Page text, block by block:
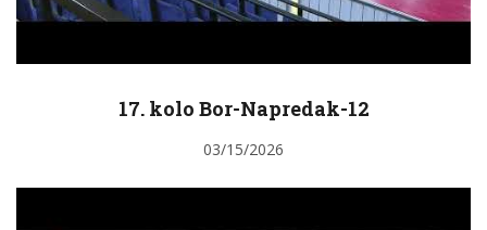
17. kolo Bor-Napredak-12
03/15/2026